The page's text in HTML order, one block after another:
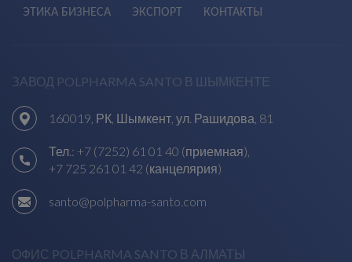
ЭТИКА БИЗНЕСА
ЭКСПОРТ КОНТАКТЫ
ЗАВОД POLPHARMA SANTO В ШЫМКЕНТЕ
160019, РК, Шымкент, ул. Рашидова, 81
Тел.: +7 (7252) 61 01 40 (приемная)
+7 725 261 01 42 (канцелярия)
santo@polpharma-santo.com
ОФИС POLPHARMA SANTO В АЛМАТЫ